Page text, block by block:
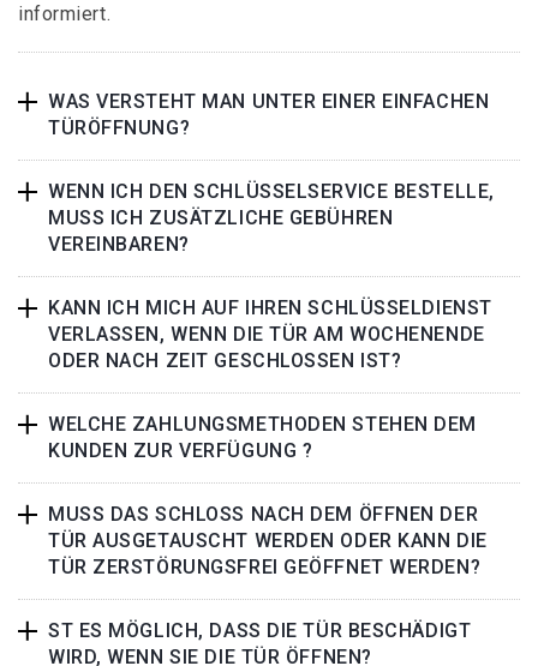
informiert.
WAS VERSTEHT MAN UNTER EINER EINFACHEN
TÜRÖFFNUNG?
WENN ICH DEN SCHLÜSSELSERVICE BESTELLE,
MUSS ICH ZUSÄTZLICHE GEBÜHREN
VEREINBAREN?
KANN ICH MICH AUF IHREN SCHLÜSSELDIENST
VERLASSEN, WENN DIE TÜR AM WOCHENENDE
ODER NACH ZEIT GESCHLOSSEN IST?
WELCHE ZAHLUNGSMETHODEN STEHEN DEM
KUNDEN ZUR VERFÜGUNG ?
MUSS DAS SCHLOSS NACH DEM ÖFFNEN DER
TÜR AUSGETAUSCHT WERDEN ODER KANN DIE
TÜR ZERSTÖRUNGSFREI GEÖFFNET WERDEN?
ST ES MÖGLICH, DASS DIE TÜR BESCHÄDIGT
WIRD, WENN SIE DIE TÜR ÖFFNEN?